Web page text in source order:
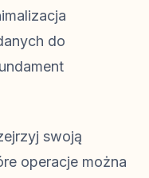
do
swoją
operacje można